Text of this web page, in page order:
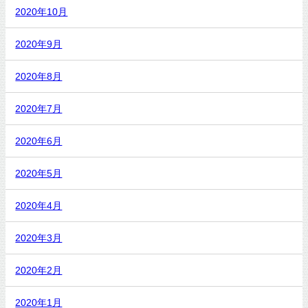
2020年10月
2020年9月
2020年8月
2020年7月
2020年6月
2020年5月
2020年4月
2020年3月
2020年2月
2020年1月